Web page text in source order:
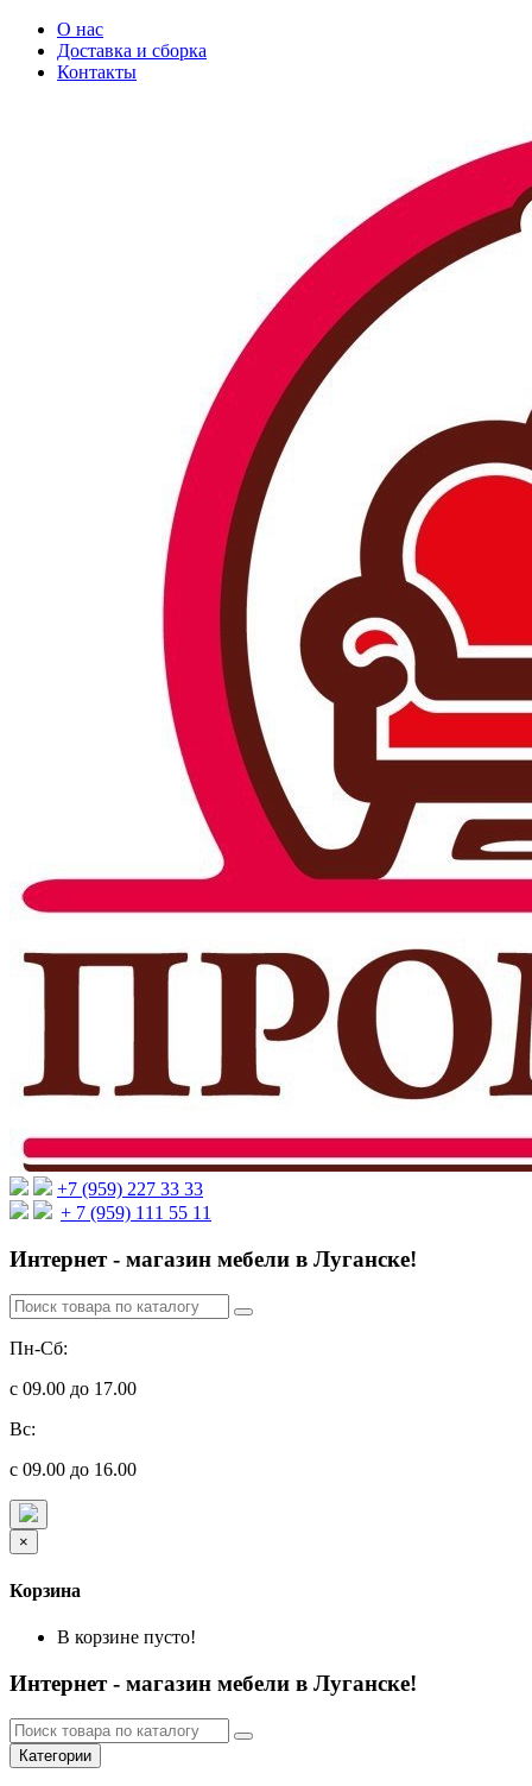
О нас
Доставка и сборка
Контакты
+7 (959) 227 33 33
+ 7 (959) 111 55 11
Интернет - магазин мебели в Луганске!
Пн-Сб:
с 09.00 до 17.00
Вс:
с 09.00 до 16.00
×
Корзина
В корзине пусто!
Интернет - магазин мебели в Луганске!
Категории